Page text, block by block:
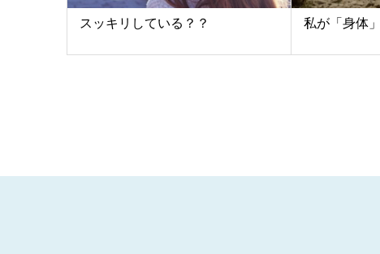
スッキリしている？？ 私が「身体